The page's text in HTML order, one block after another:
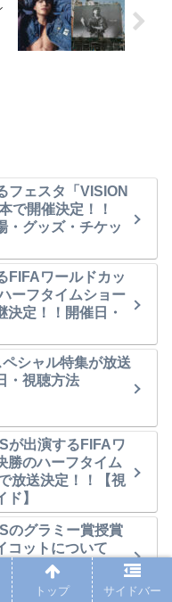
フェスタ「VISION
で開催決定！！
・グッズ・チケッ
FIFAワールドカッ
ーフタイムショー
決定！！開催日・
シャル特集が放送
・視聴方法
が出演するFIFAワ
勝のハーフタイム
放送決定！！【視
】
のグラミー賞授賞
コットについて
トップ サイドバー